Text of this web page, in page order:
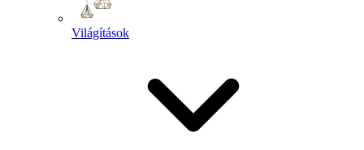
Világítások